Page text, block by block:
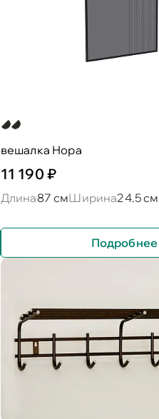
вешалка Нора
11 190 ₽
Длина87 смШирина24.5 см
Подробнее